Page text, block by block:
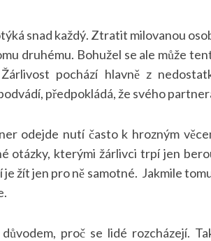
snad každý. Ztratit milovanou
druhému. Bohužel se ale může
pochází hlavně z
předpokládá, že svého
odejde nutí často k hrozným
otázky, kterými žárlivci trpí jen
žít jen pro ně samotné. Jakmile
proč se lidé rozcházejí.